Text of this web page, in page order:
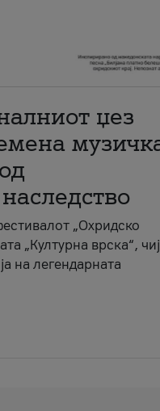
џез
„Охридско
„Културна врска“, чиј
на легендарната